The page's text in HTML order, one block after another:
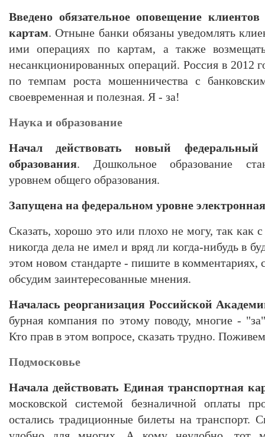
Введено обязательное оповещение
картам. Отныне банки обязаны уведомлять
ими операциях по картам, а также
несанкционированных операций. Россия в 2012
по темпам роста мошенничества с
своевременная и полезная. Я - за!
Наука и образование
Начал действовать новый федеральный
образования. Дошкольное образование
уровнем общего образования.
Запущена на федеральном уровне
Сказать, хорошо это или плохо не могу, так как
никогда дела не имел и вряд ли когда-нибудь в
этом новом стандарте - пишите в комментариях,
обсудим заинтересованные мнения.
Началась реорганизация Российской
бурная компания по этому поводу, многие -
Кто прав в этом вопросе, сказать трудно.
Подмосковье
Начала действовать Единая транспортная
московской системой безналичной оплаты
остались традиционные билеты на транспорт.